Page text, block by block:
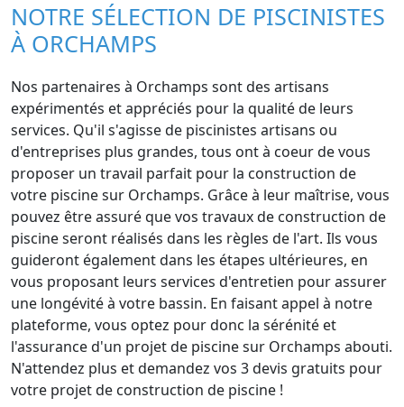
NOTRE SÉLECTION DE PISCINISTES
À ORCHAMPS
Nos partenaires à Orchamps sont des artisans
expérimentés et appréciés pour la qualité de leurs
services. Qu'il s'agisse de piscinistes artisans ou
d'entreprises plus grandes, tous ont à coeur de vous
proposer un travail parfait pour la construction de
votre piscine sur Orchamps. Grâce à leur maîtrise, vous
pouvez être assuré que vos travaux de construction de
piscine seront réalisés dans les règles de l'art. Ils vous
guideront également dans les étapes ultérieures, en
vous proposant leurs services d'entretien pour assurer
une longévité à votre bassin. En faisant appel à notre
plateforme, vous optez pour donc la sérénité et
l'assurance d'un projet de piscine sur Orchamps abouti.
N'attendez plus et demandez vos 3 devis gratuits pour
votre projet de construction de piscine !